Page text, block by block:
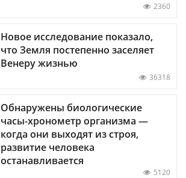
2360
Новое исследование показало,
что Земля постепенно заселяет
Венеру жизнью
36318
Обнаружены биологические
часы-хронометр организма —
когда они выходят из строя,
развитие человека
останавливается
5120